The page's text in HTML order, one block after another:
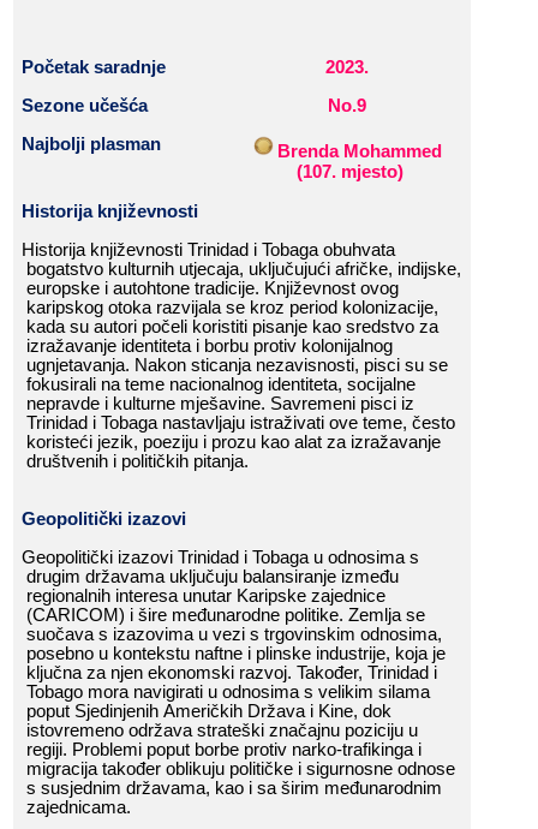
Početak ​​saradnje 2023.
Sezone​​ učešća
No.9
Najbolji​​ plasman
Brenda​​ Mohammed
(107.​​ mjesto)
Historija​​ književnosti
Historija​​ književnosti​​ Trinidad​​ i​​ Tobaga​​ obuhvata​​
bogatstvo​​ kulturnih​​ utjecaja,​​ uključujući​​ afričke,​​ indijske,​​
europske​​ i​​ autohtone​​ tradicije.​​ Književnost​​ ovog​​
karipskog​​ otoka​​ razvijala​​ se​​ kroz​​ period​​ kolonizacije,​​
kada​​ su​​ autori​​ počeli​​ koristiti​​ pisanje​​ kao​​ sredstvo​​ za​​
izražavanje​​ identiteta​​ i​​ borbu​​ protiv​​ kolonijalnog​​
ugnjetavanja.​​ Nakon​​ sticanja​​ nezavisnosti,​​ pisci​​ su​​ se​​
fokusirali​​ na​​ teme​​ nacionalnog​​ identiteta,​​ socijalne​​
nepravde​​ i​​ kulturne​​ mješavine.​​ Savremeni​​ pisci​​ iz​​
Trinidad​​ i​​ Tobaga​​ nastavljaju​​ istraživati​​ ove​​ teme,​​ često​​
koristeći​​ jezik,​​ poeziju​​ i​​ prozu​​ kao​​ alat​​ za​​ izražavanje​​
društvenih​​ i​​ političkih​​ pitanja.
Geopolitički​​ izazovi
Geopolitički​​ izazovi​​ Trinidad​​ i​​ Tobaga​​ u​​ odnosima​​ s​​
drugim​​ državama​​ uključuju​​ balansiranje​​ između​​
regionalnih​​ interesa​​ unutar​​ Karipske​​ zajednice​​
(CARICOM)​​ i​​ šire​​ međunarodne​​ politike.​​ Zemlja​​ se​​
suočava​​ s​​ izazovima​​ u​​ vezi​​ s​​ trgovinskim​​ odnosima,​​
posebno​​ u​​ kontekstu​​ naftne​​ i​​ plinske​​ industrije,​​ koja​​ je​​
ključna​​ za​​ njen​​ ekonomski​​ razvoj.​​ Također,​​ Trinidad​​ i​​
Tobago​​ mora​​ navigirati​​ u​​ odnosima​​ s​​ velikim​​ silama​​
poput​​ Sjedinjenih​​ Američkih​​ Država​​ i​​ Kine,​​ dok​​
istovremeno​​ održava​​ strateški​​ značajnu​​ poziciju​​ u​​
regiji.​​ Problemi​​ poput​​ borbe​​ protiv​​ narko-trafikinga​​ i​​
migracija​​ također​​ oblikuju​​ političke​​ i​​ sigurnosne​​ odnose​​
s​​ susjednim​​ državama,​​ kao​​ i​​ sa​​ širim​​ međunarodnim​​
zajednicama.